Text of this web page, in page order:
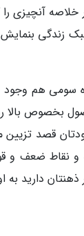
آنچیزی
زندگی
سومی هم
بالا
قصد تزیین
و نقاط ضعف و
دارید به